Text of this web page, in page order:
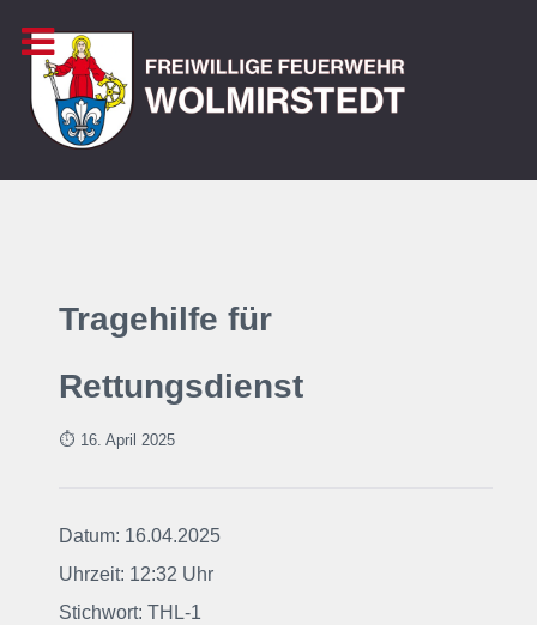
Tragehilfe für
Rettungsdienst
⏱ 16. April 2025
Datum: 16.04.2025
Uhrzeit: 12:32 Uhr
Stichwort: THL-1